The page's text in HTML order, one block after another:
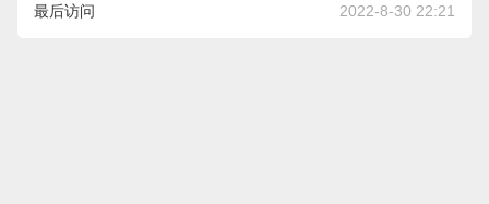
最后访问 2022-8-30 22:21